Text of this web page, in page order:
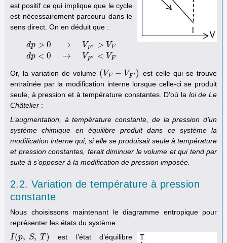
est positif ce qui implique que le cycle
est nécessairement parcouru dans le
sens direct. On en déduit que :
dp > 0 → VF ′ > VF
dp < 0 → VF ′ < VF
p> 0 →V <0→ V <V
Or, la variation de volume ( VF − VF ′ )
( VF− VF ′)
est celle qui se trouve
entraînée par la modification interne lorsque celle-ci se produit
seule, à pression et à température constantes. D’où la loi de Le
Châtelier :
L’augmentation, à température constante, de la pression d’un
système chimique en équilibre produit dans ce système la
modification interne qui, si elle se produisait seule à température
et pression constantes, ferait diminuer le volume et qui tend par
suite à s’opposer à la modification de pression imposée.
2.2. Variation de température à pression
constante
Nous choisissons maintenant le diagramme entropique pour
représenter les états du système.
I(p, S, T)
I(p, S T
est l’état d’équilibre